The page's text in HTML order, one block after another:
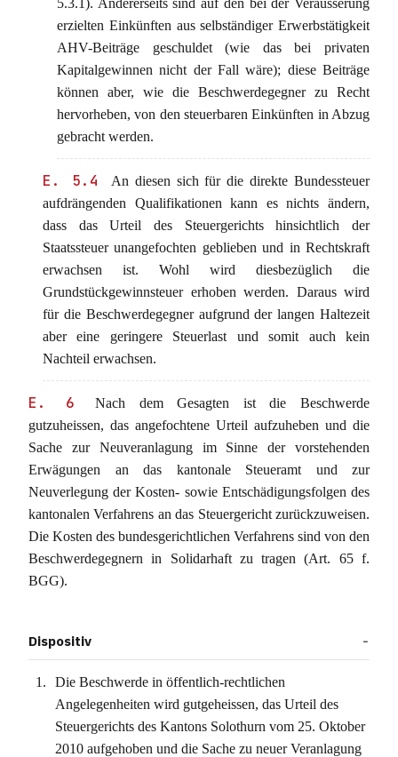
5.3.1). Andererseits sind auf den bei der Veräusserung
erzielten Einkünften aus selbständiger Erwerbstätigkeit
AHV-Beiträge geschuldet (wie das bei privaten
Kapitalgewinnen nicht der Fall wäre); diese Beiträge
können aber, wie die Beschwerdegegner zu Recht
hervorheben, von den steuerbaren Einkünften in Abzug
gebracht werden.
E. 5.4
An diesen sich für die direkte Bundessteuer
aufdrängenden Qualifikationen kann es nichts ändern,
dass das Urteil des Steuergerichts hinsichtlich der
Staatssteuer unangefochten geblieben und in Rechtskraft
erwachsen ist. Wohl wird diesbezüglich die
Grundstückgewinnsteuer erhoben werden. Daraus wird
für die Beschwerdegegner aufgrund der langen Haltezeit
aber eine geringere Steuerlast und somit auch kein
Nachteil erwachsen.
E. 6
Nach dem Gesagten ist die Beschwerde
gutzuheissen, das angefochtene Urteil aufzuheben und die
Sache zur Neuveranlagung im Sinne der vorstehenden
Erwägungen an das kantonale Steueramt und zur
Neuverlegung der Kosten- sowie Entschädigungsfolgen des
kantonalen Verfahrens an das Steuergericht zurückzuweisen.
Die Kosten des bundesgerichtlichen Verfahrens sind von den
Beschwerdegegnern in Solidarhaft zu tragen (Art. 65 f.
BGG).
Dispositiv
Die Beschwerde in öffentlich-rechtlichen
Angelegenheiten wird gutgeheissen, das Urteil des
Steuergerichts des Kantons Solothurn vom 25. Oktober
2010 aufgehoben und die Sache zu neuer Veranlagung